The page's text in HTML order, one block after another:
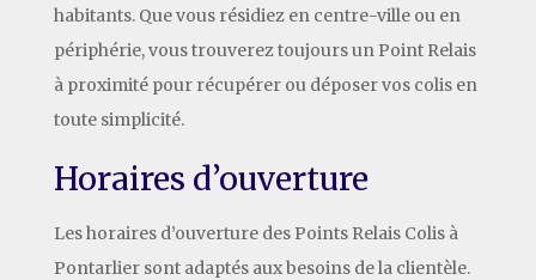
habitants. Que vous résidiez en centre-ville ou en
périphérie, vous trouverez toujours un Point Relais
à proximité pour récupérer ou déposer vos colis en
toute simplicité.
Horaires d’ouverture
Les horaires d’ouverture des Points Relais Colis à
Pontarlier sont adaptés aux besoins de la clientèle.